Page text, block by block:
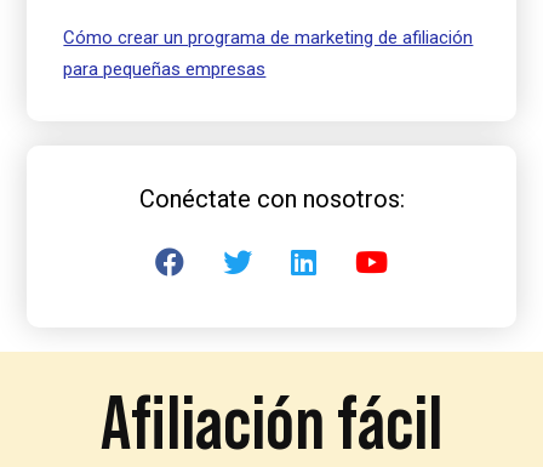
Cómo crear un programa de marketing de afiliación
para pequeñas empresas
Conéctate con nosotros:
Afiliación fácil